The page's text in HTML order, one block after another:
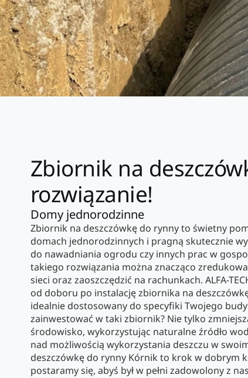
Zbiornik na
rozwiązanie!
Domy jednorodzinne
Zbiornik na deszczówkę do rynny to świetny
domach jednorodzinnych i pragną skutecznie
do nawadniania ogrodu czy innych prac w
takiego rozwiązania można znacząco
sieci oraz zaoszczędzić na rachunkach. ALFA-
od doboru po instalację zbiornika na
idealnie dostosowany do specyfiki Twojego
zainwestować w taki zbiornik? Nie tylko
środowisko, wykorzystując naturalne źródło
nad możliwością wykorzystania deszczu w
deszczówkę do rynny Kórnik to krok w dobrym
postaramy się, abyś był w pełni zadowolony z